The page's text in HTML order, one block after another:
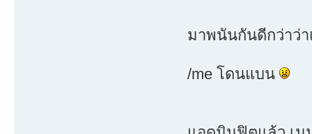
มาพนันกันดีกว่าว่
/me โดนแบน